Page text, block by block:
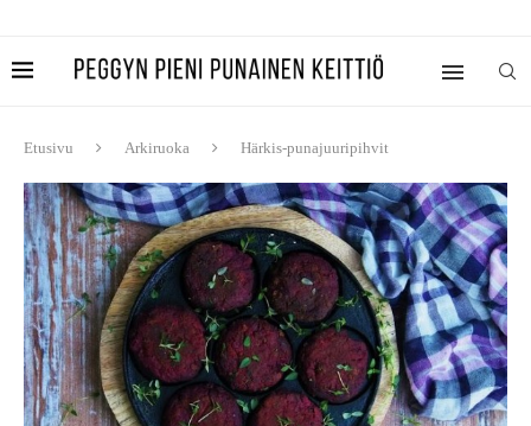
Etusivu Arkiruoka Härkis-punajuuripihvit